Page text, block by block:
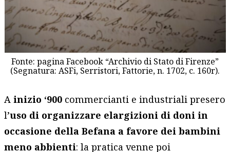
Fonte: pagina Facebook “Archivio di Stato di Firenze”
(Segnatura: ASFi, Serristori, Fattorie, n. 1702, c. 160r).
A inizio ‘900 commercianti e industriali presero
l’uso di organizzare elargizioni di doni in
occasione della Befana a favore dei bambini
meno abbienti: la pratica venne poi